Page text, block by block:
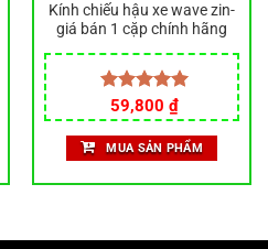
Kính chiếu hậu xe wave zin-
giá bán 1 cặp chính hãng
Được xếp
hạng5.00
5 sao
59,800 ₫
MUA SẢN PHẨM